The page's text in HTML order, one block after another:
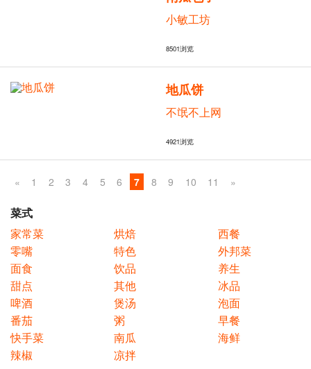
小敏工坊
8501浏览
地瓜饼
不氓不上网
4921浏览
« 1 2 3 4 5 6 7 8 9 10 11 »
菜式
家常菜
烘焙
西餐
零嘴
特色
外邦菜
面食
饮品
养生
甜点
其他
冰品
啤酒
煲汤
泡面
番茄
粥
早餐
快手菜
南瓜
海鲜
辣椒
凉拌